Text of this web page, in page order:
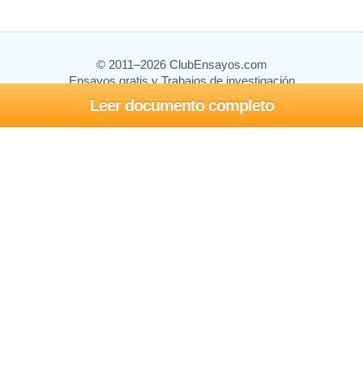
Leer documento completo
© 2011–2026 ClubEnsayos.com
Ensayos gratis y Trabajos de investigación